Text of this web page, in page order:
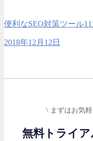
便利なSEO対策ツール
2018年12月12日
\ まずはお気
無料トライ